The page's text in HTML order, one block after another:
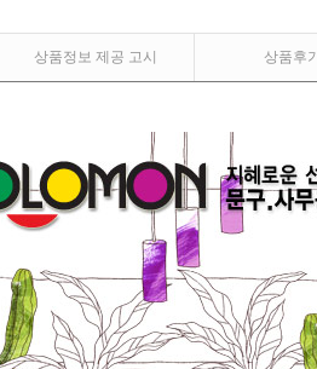
상품정보 제공 고시 상품후기